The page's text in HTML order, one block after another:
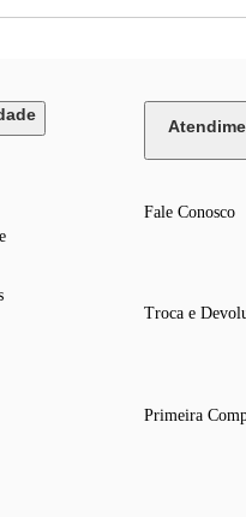
Fale Conosco
Troca e
Primeira